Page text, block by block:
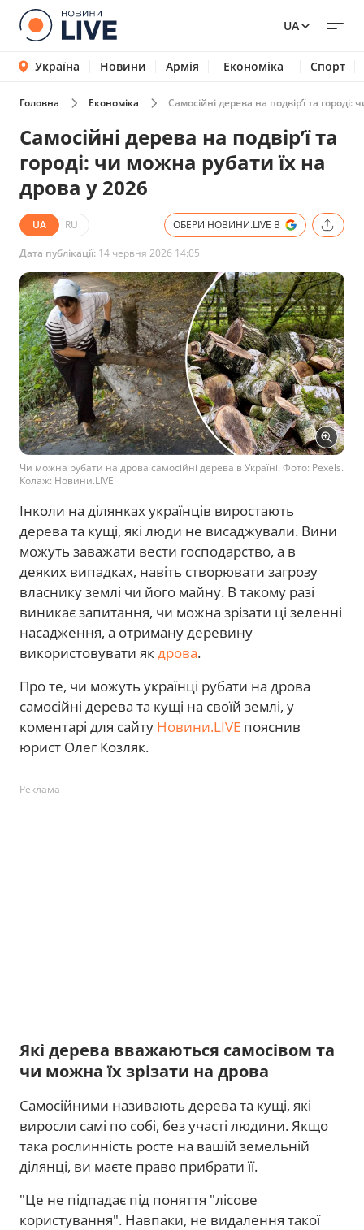
UA
Україна Новини Армія Економіка Спорт
Головна Економіка Самосійні дерева на подвір’ї та
Самосійні дерева на подвір’ї та
городі: чи можна рубати їх на
дрова у 2026
UA RU ОБЕРИ НОВИНИ.LIVE В
Дата публікації: 14 червня 2026 14:05
Чи можна рубати на дрова самосійні дерева в Україні. Фото: Pexels.
Колаж: Новини.LIVE
Інколи на ділянках українців виростають
дерева та кущі, які люди не висаджували. Вини
можуть заважати вести господарство, а в
деяких випадках, навіть створювати загрозу
власнику землі чи його майну. В такому разі
виникає запитання, чи можна зрізати ці зеленні
насадження, а отриману деревину
використовувати якдрова.
Про те, чи можуть українці рубати на дрова
самосійні дерева та кущі на своїй землі, у
коментарі для сайту Новини.LIVE пояснив
юрист Олег Козляк.
Реклама
Які дерева вважаються самосівом та
чи можна їх зрізати на дрова
Самосійними називають дерева та кущі, які
виросли самі по собі, без участі людини. Якщо
така рослинність росте на вашій земельній
ділянці, ви маєте право прибрати її.
"Це не підпадає під поняття "лісове
користування". Навпаки, не видалення такої